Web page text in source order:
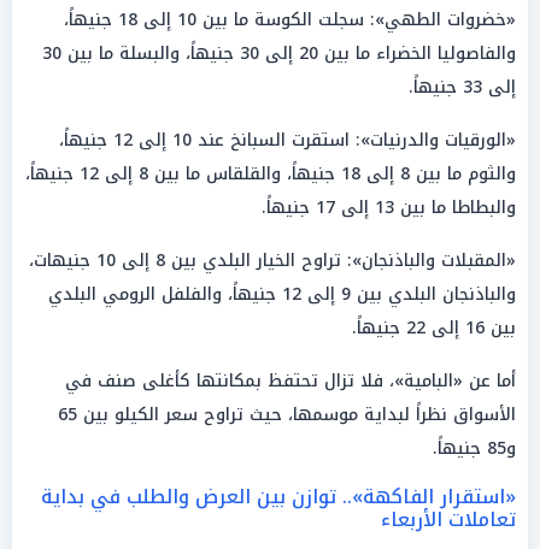
«خضروات الطهي»: سجلت الكوسة ما بين 10 إلى 18 جنيهاً،
والفاصوليا الخضراء ما بين 20 إلى 30 جنيهاً، والبسلة ما بين 30
إلى 33 جنيهاً.
«الورقيات والدرنيات»: استقرت السبانخ عند 10 إلى 12 جنيهاً،
والثوم ما بين 8 إلى 18 جنيهاً، والقلقاس ما بين 8 إلى 12 جنيهاً،
والبطاطا ما بين 13 إلى 17 جنيهاً.
«المقبلات والباذنجان»: تراوح الخيار البلدي بين 8 إلى 10 جنيهات،
والباذنجان البلدي بين 9 إلى 12 جنيهاً، والفلفل الرومي البلدي
بين 16 إلى 22 جنيهاً.
أما عن «البامية»، فلا تزال تحتفظ بمكانتها كأغلى صنف في
الأسواق نظراً لبداية موسمها، حيث تراوح سعر الكيلو بين 65
و85 جنيهاً.
«استقرار الفاكهة».. توازن بين العرض والطلب في بداية
تعاملات الأربعاء